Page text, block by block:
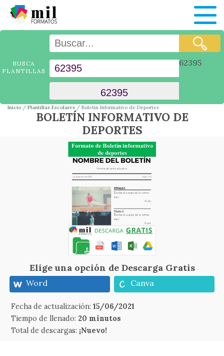
BUSCA
PLANTILLAS
62395
Inicio Plantillas Escolares Boletín Informativo de Deportes
BOLETÍN INFORMATIVO DE
DEPORTES
Elige una opción de Descarga Gratis
Word Canva
Fecha de actualización:15/06/2021
Tiempo de llenado: 20 minutos
Total de descargas: ¡Nuevo!